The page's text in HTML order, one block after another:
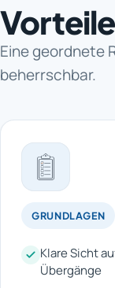
Eine geordnete
beherrschbar.
GRUNDLAGEN
Klare Sicht
Übergänge